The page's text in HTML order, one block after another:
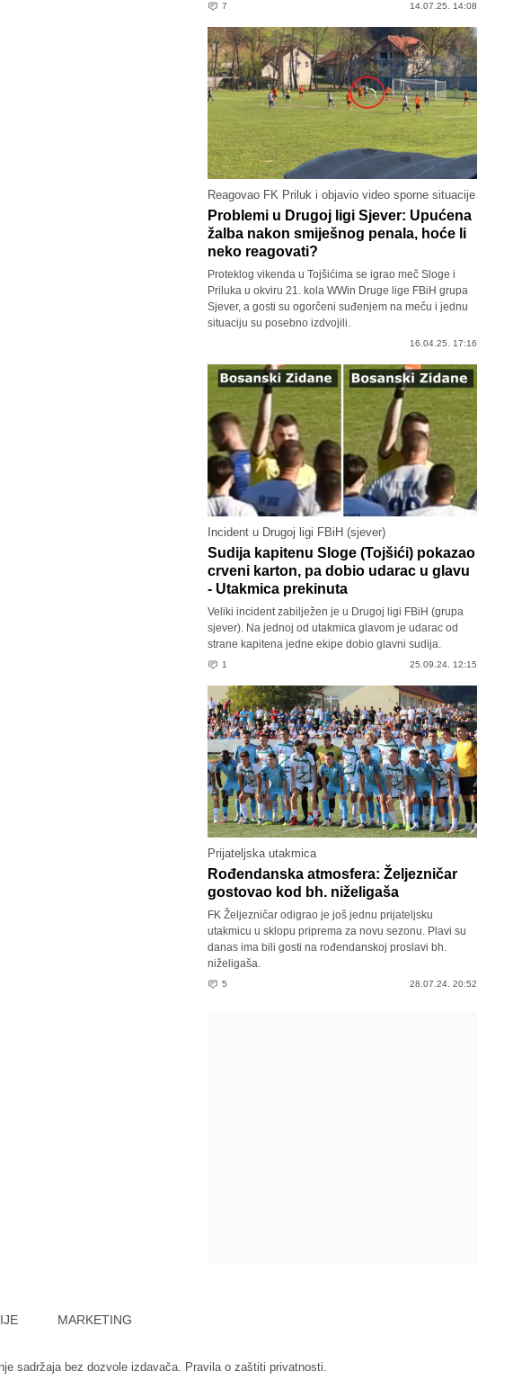
7 14.07.25. 14:08
Reagovao FK Priluk i objavio video sporne situacije
Problemi u Drugoj ligi Sjever: Upućena
žalba nakon smiješnog penala, hoće li
neko reagovati?
Proteklog vikenda u Tojšićima se igrao meč Sloge i
Priluka u okviru 21. kola WWin Druge lige FBiH grupa
Sjever, a gosti su ogorčeni suđenjem na meču i jednu
situaciju su posebno izdvojili.
16.04.25. 17:16
Incident u Drugoj ligi FBiH (sjever)
Sudija kapitenu Sloge (Tojšići) pokazao
crveni karton, pa dobio udarac u glavu
- Utakmica prekinuta
Veliki incident zabilježen je u Drugoj ligi FBiH (grupa
sjever). Na jednoj od utakmica glavom je udarac od
strane kapitena jedne ekipe dobio glavni sudija.
1 25.09.24. 12:15
Prijateljska utakmica
Rođendanska atmosfera: Željezničar
gostovao kod bh. niželigaša
FK Željezničar odigrao je još jednu prijateljsku
utakmicu u sklopu priprema za novu sezonu. Plavi su
danas ima bili gosti na rođendanskoj proslavi bh.
niželigaša.
5 28.07.24. 20:52
MARKETING
sadržaja bez dozvole izdavača. Pravila o zaštiti privatnosti.